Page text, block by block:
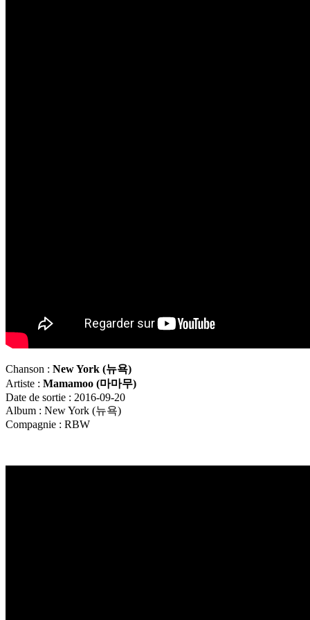
Chanson : New York (뉴욕)
Artiste : Mamamoo (마마무)
Date de sortie : 2016-09-20
Album : New York (뉴욕)
Compagnie : RBW